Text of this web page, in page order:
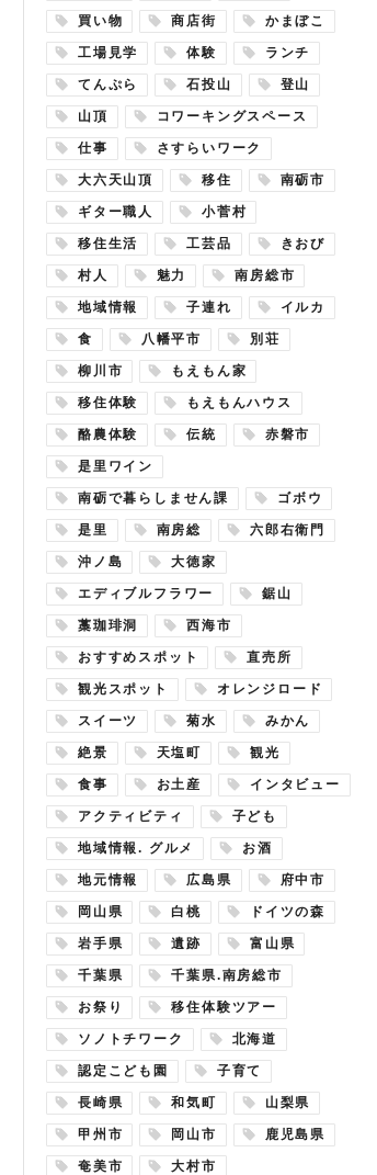
買い物 商店街 かまぼこ
工場見学 体験 ランチ
てんぷら 石投山 登山
山頂 コワーキングスペース
仕事 さすらいワーク
大六天山頂 移住 南砺市
ギター職人 小菅村
移住生活 工芸品 きおび
村人 魅力 南房総市
地域情報 子連れ イルカ
食 八幡平市 別荘
柳川市 もえもん家
移住体験 もえもんハウス
酪農体験 伝統 赤磐市
是里ワイン
南砺で暮らしません課 ゴボウ
是里 南房総 六郎右衛門
沖ノ島 大徳家
エディブルフラワー 鋸山
藁珈琲洞 西海市
おすすめスポット 直売所
観光スポット オレンジロード
スイーツ 菊水 みかん
絶景 天塩町 観光
食事 お土産 インタビュー
アクティビティ 子ども
地域情報. グルメ お酒
地元情報 広島県 府中市
岡山県 白桃 ドイツの森
岩手県 遺跡 富山県
千葉県 千葉県.南房総市
お祭り 移住体験ツアー
ソノトチワーク 北海道
認定こども園 子育て
長崎県 和気町 山梨県
甲州市 岡山市 鹿児島県
奄美市 大村市